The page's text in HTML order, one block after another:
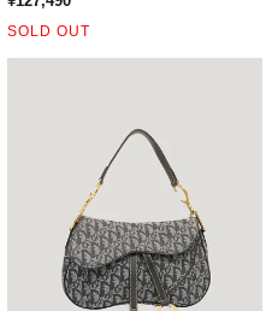
SOLD OUT